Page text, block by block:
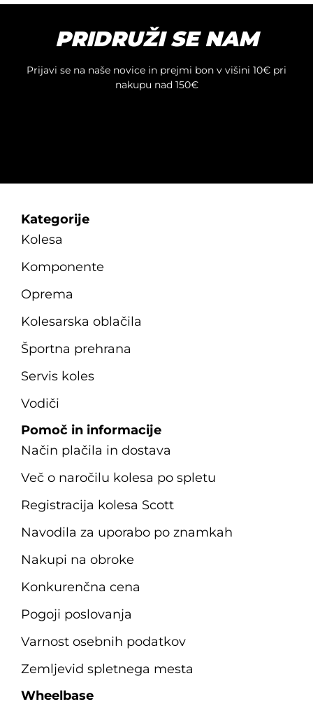
PRIDRUŽI SE NAM
Prijavi se na naše novice in prejmi bon v višini 10€ pri
nakupu nad 150€
Kategorije
Kolesa
Komponente
Oprema
Kolesarska oblačila
Športna prehrana
Servis koles
Vodiči
Pomoč in informacije
Način plačila in dostava
Več o naročilu kolesa po spletu
Registracija kolesa Scott
Navodila za uporabo po znamkah
Nakupi na obroke
Konkurenčna cena
Pogoji poslovanja
Varnost osebnih podatkov
Zemljevid spletnega mesta
Wheelbase